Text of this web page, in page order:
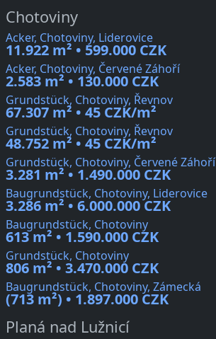
Chotoviny
Acker, Chotoviny, Liderovice
11.922 m² • 599.000 CZK
Acker, Chotoviny, Červené Záhoří
2.583 m² • 130.000 CZK
Grundstück, Chotoviny, Řevnov
67.307 m² • 45 CZK/m²
Grundstück, Chotoviny, Řevnov
48.752 m² • 45 CZK/m²
Grundstück, Chotoviny, Červené Záhoří
3.281 m² • 1.490.000 CZK
Baugrundstück, Chotoviny, Liderovice
3.286 m² • 6.000.000 CZK
Baugrundstück, Chotoviny
613 m² • 1.590.000 CZK
Grundstück, Chotoviny
806 m² • 3.470.000 CZK
Baugrundstück, Chotoviny, Zámecká
(713 m²) • 1.897.000 CZK
Planá nad Lužnicí